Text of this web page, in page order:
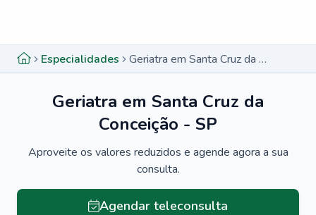
Especialidades Geriatra em Santa Cruz da Conceição - SP
Geriatra em Santa Cruz da
Conceição - SP
Aproveite os valores reduzidos e agende agora a sua
consulta.
Agendar teleconsulta